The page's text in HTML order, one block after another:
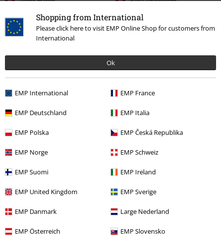
Shopping from International
Please click here to visit EMP Online Shop for customers from
International
Ok
EMP International EMP France
EMP Deutschland EMP Italia
EMP Polska EMP Česká Republika
EMP Norge EMP Schweiz
EMP Suomi EMP Ireland
EMP United Kingdom EMP Sverige
EMP Danmark Large Nederland
EMP Österreich EMP Slovensko
Vanaf € 47,99
Amplified Collection - Serve The
capuchon
€ 215,99
1460 LTT FL - Black Milled Nappa &
(Dh-A012)
Dr. Martens Laars
% Exclusief
Vanaf€ 51,99
Galaxy
Vest met capuchon
-52%
Exclusief
€ 32,99
EMP
Vest met capuchon